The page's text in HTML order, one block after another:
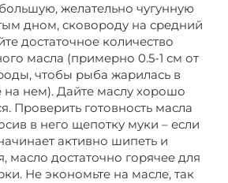
желательно чугунную
дном, сковороду на средний
достаточное количество
масла (примерно 0.5-1 см от
чтобы рыба жарилась в
на нем). Дайте маслу хорошо
Проверить готовность масла
в него щепотку муки – если
активно шипеть и
масло достаточно горячее для
Не экономьте на масле, так